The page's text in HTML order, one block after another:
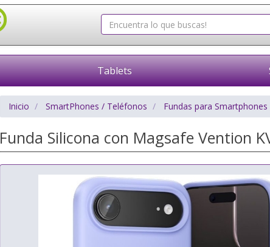
Tablets
Inicio SmartPhones / Teléfonos Fundas para Smartphones
Funda Silicona con Magsafe Vention